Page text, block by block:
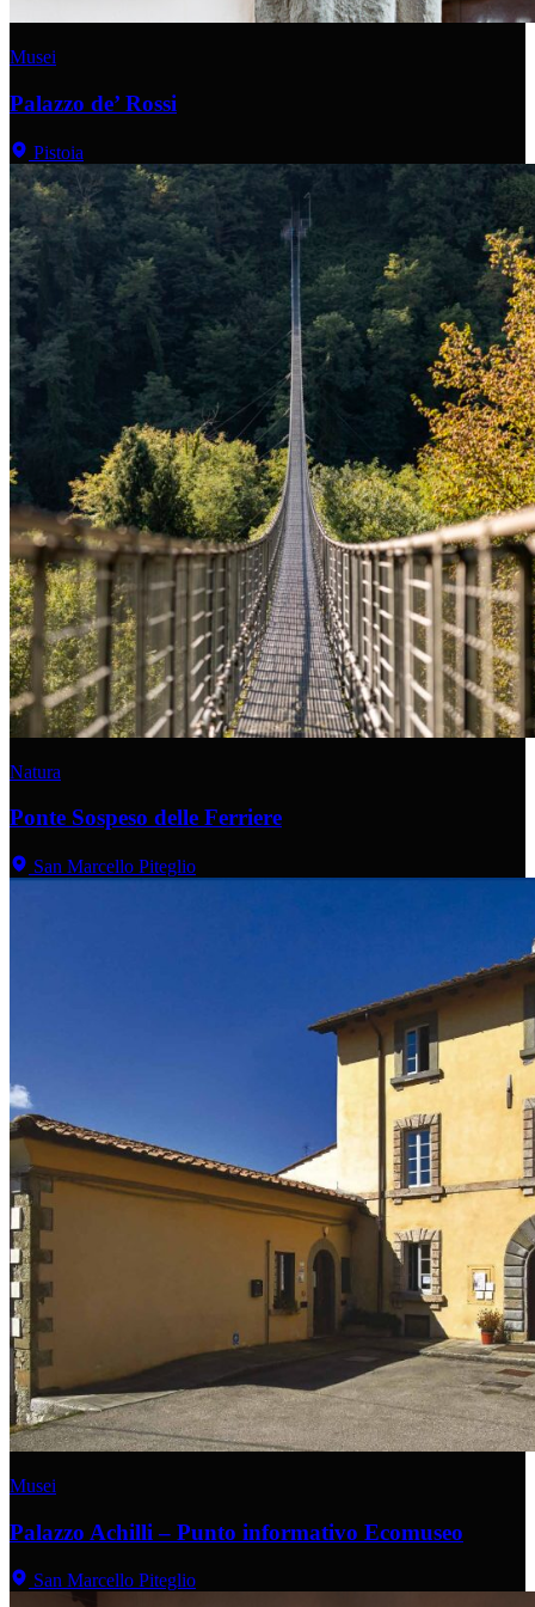
Musei
Palazzo de’ Rossi
Pistoia
Natura
Ponte Sospeso delle Ferriere
San Marcello Piteglio
Musei
Palazzo Achilli – Punto informativo Ecomuseo
San Marcello Piteglio